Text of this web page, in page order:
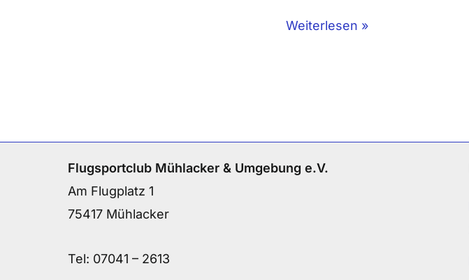
Weiterlesen »
Flugsportclub Mühlacker & Umgebung e.V.
Am Flugplatz 1
75417 Mühlacker
Tel: 07041 – 2613